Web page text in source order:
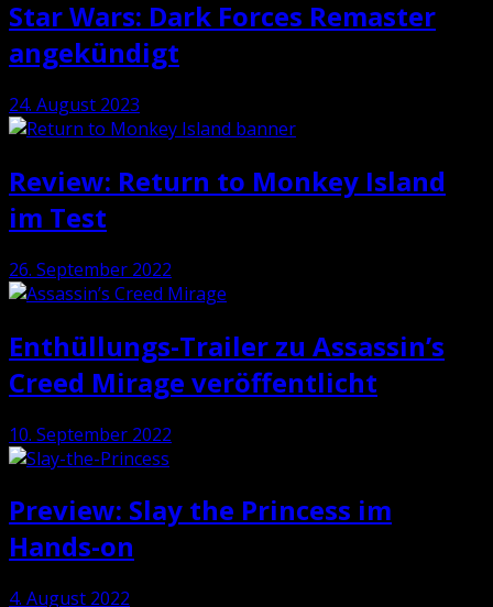
Star Wars: Dark Forces Remaster
angekündigt
24. August 2023
Review: Return to Monkey Island
im Test
26. September 2022
Enthüllungs-Trailer zu Assassin’s
Creed Mirage veröffentlicht
10. September 2022
Preview: Slay the Princess im
Hands-on
4. August 2022